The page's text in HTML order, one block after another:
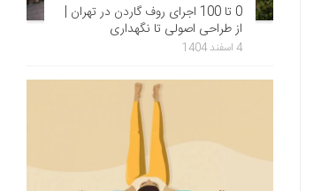
0 تا 100 اجرای روف گاردن در تهران |
از طراحی اصولی تا نگهداری
4 اسفند 1404